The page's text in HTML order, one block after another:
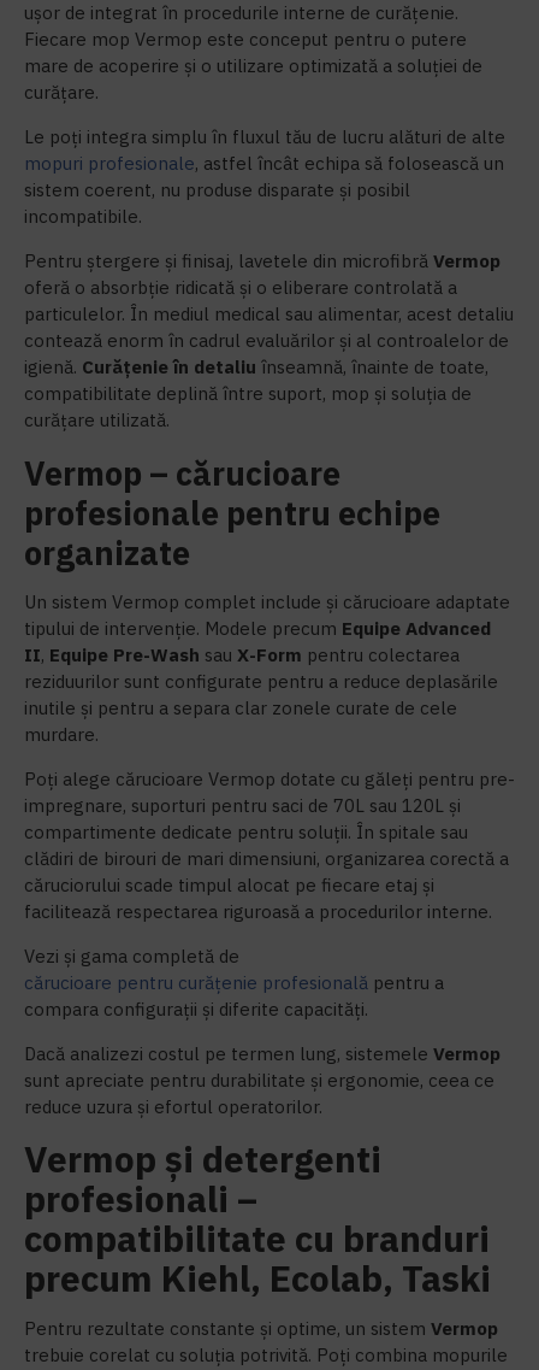
ușor de integrat în procedurile interne de curățenie.
Fiecare mop Vermop este conceput pentru o putere
mare de acoperire și o utilizare optimizată a soluției de
curățare.
Le poți integra simplu în fluxul tău de lucru alături de alte
mopuri profesionale, astfel încât echipa să folosească un
sistem coerent, nu produse disparate și posibil
incompatibile.
Pentru ștergere și finisaj, lavetele din microfibră Vermop
oferă o absorbție ridicată și o eliberare controlată a
particulelor. În mediul medical sau alimentar, acest detaliu
contează enorm în cadrul evaluărilor și al controalelor de
igienă. Curățenie în detaliu înseamnă, înainte de toate,
compatibilitate deplină între suport, mop și soluția de
curățare utilizată.
Vermop – cărucioare
profesionale pentru echipe
organizate
Un sistem Vermop complet include și cărucioare adaptate
tipului de intervenție. Modele precum Equipe Advanced
II, Equipe Pre-Wash sau X-Form pentru colectarea
reziduurilor sunt configurate pentru a reduce deplasările
inutile și pentru a separa clar zonele curate de cele
murdare.
Poți alege cărucioare Vermop dotate cu găleți pentru pre-
impregnare, suporturi pentru saci de 70L sau 120L și
compartimente dedicate pentru soluții. În spitale sau
clădiri de birouri de mari dimensiuni, organizarea corectă a
căruciorului scade timpul alocat pe fiecare etaj și
facilitează respectarea riguroasă a procedurilor interne.
Vezi și gama completă de
cărucioare pentru curățenie profesională pentru a
compara configurații și diferite capacități.
Dacă analizezi costul pe termen lung, sistemele Vermop
sunt apreciate pentru durabilitate și ergonomie, ceea ce
reduce uzura și efortul operatorilor.
Vermop și detergenti
profesionali –
compatibilitate cu branduri
precum Kiehl, Ecolab, Taski
Pentru rezultate constante și optime, un sistem Vermop
trebuie corelat cu soluția potrivită. Poți combina mopurile